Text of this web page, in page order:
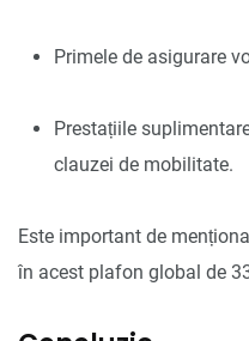
Primele de asigurare
Prestațiile
clauzei de mobilitate.
Este important de
în acest plafon global de